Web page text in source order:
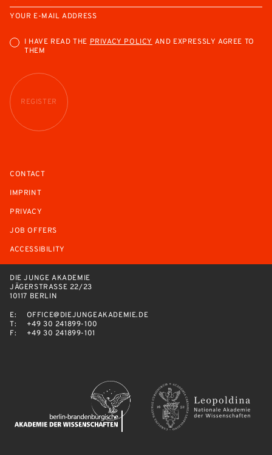
YOUR E-MAIL ADDRESS
I HAVE READ THEPRIVACY POLICY AND EXPRESSLY AGREE TO
THEM
REGISTER
CONTACT
IMPRINT
PRIVACY
JOB OFFERS
ACCESSIBILITY
DIE JUNGE AKADEMIE
JÄGERSTRASSE 22/23
10117 BERLIN
E:
OFFICE@DIEJUNGEAKADEMIE.DE
T:
+49 30 241899-100
F:
+49 30 241899-101